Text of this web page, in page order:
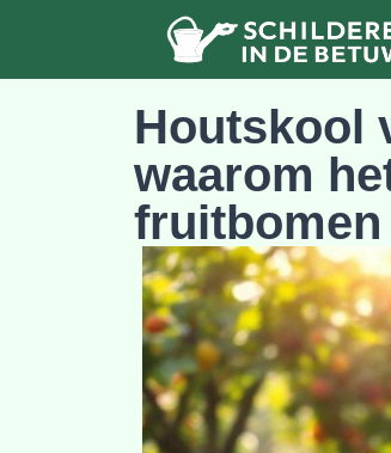
Houtskool
waarom
fruitbomen